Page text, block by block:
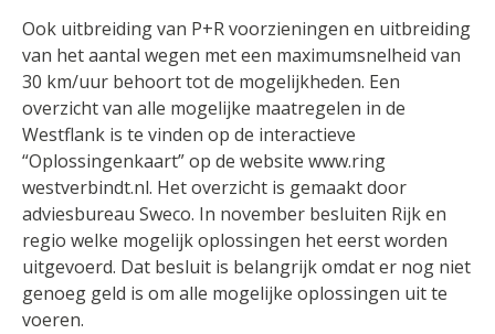
Ook uitbreiding van P+R voorzieningen en uitbreiding
van het aantal wegen met een maximumsnelheid van
30 km/uur behoort tot de mogelijkheden. Een
overzicht van alle mogelijke maatregelen in de
Westflank is te vinden op de interactieve
“Oplossingenkaart” op de website www.ring
westverbindt.nl. Het overzicht is gemaakt door
adviesbureau Sweco. In november besluiten Rijk en
regio welke mogelijk oplossingen het eerst worden
uitgevoerd. Dat besluit is belangrijk omdat er nog niet
genoeg geld is om alle mogelijke oplossingen uit te
voeren.